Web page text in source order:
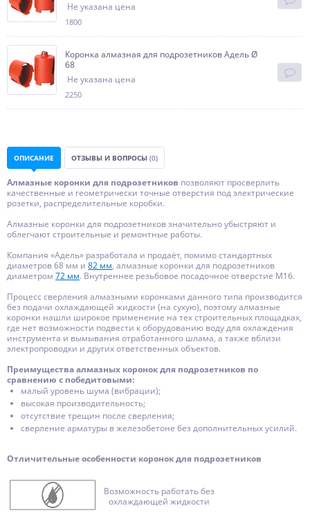
Не указана цена
1800
Коронка алмазная для подрозетников Адель Ø
68
Не указана цена
2250
ОПИСАНИЕ ОТЗЫВЫ И ВОПРОСЫ (0)
Алмазные коронки для подрозетников позволяют просверлить
качественные и геометрически точные отверстия под электрические
розетки, распределительные коробки.
Алмазные коронки для подрозетников значительно убыстряют и
облегчают строительные и ремонтные работы.
Компания «Адель» разработала и продаёт, помимо стандартных
диаметров 68 мм и 82 мм, алмазные коронки для подрозетников
диаметром 72 мм. Внутреннее резьбовое посадочное отверстие М16.
Процесс сверления алмазными коронками данного типа производится
без подачи охлаждающей жидкости (на сухую), поэтому алмазные
коронки нашли широкое применение на тех строительных площадках,
где нет возможности подвести к оборудованию воду для охлаждения
инструмента и вымывания отработанного шлама, а также вблизи
электропроводки и других ответственных объектов.
Преимущества алмазных коронок для подрозетников по
сравнению с победитовыми:
малый уровень шума (вибрации);
высокая производительность;
отсутствие трещин после сверления;
сверление арматуры в железобетоне без дополнительных усилий.
Отличительные особенности коронок для подрозетников
Возможность работать без
охлаждающей жидкости